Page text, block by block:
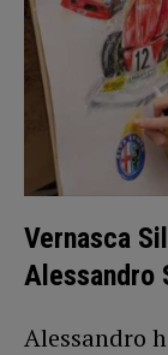
Vernasca
Alessandro
Alessandro